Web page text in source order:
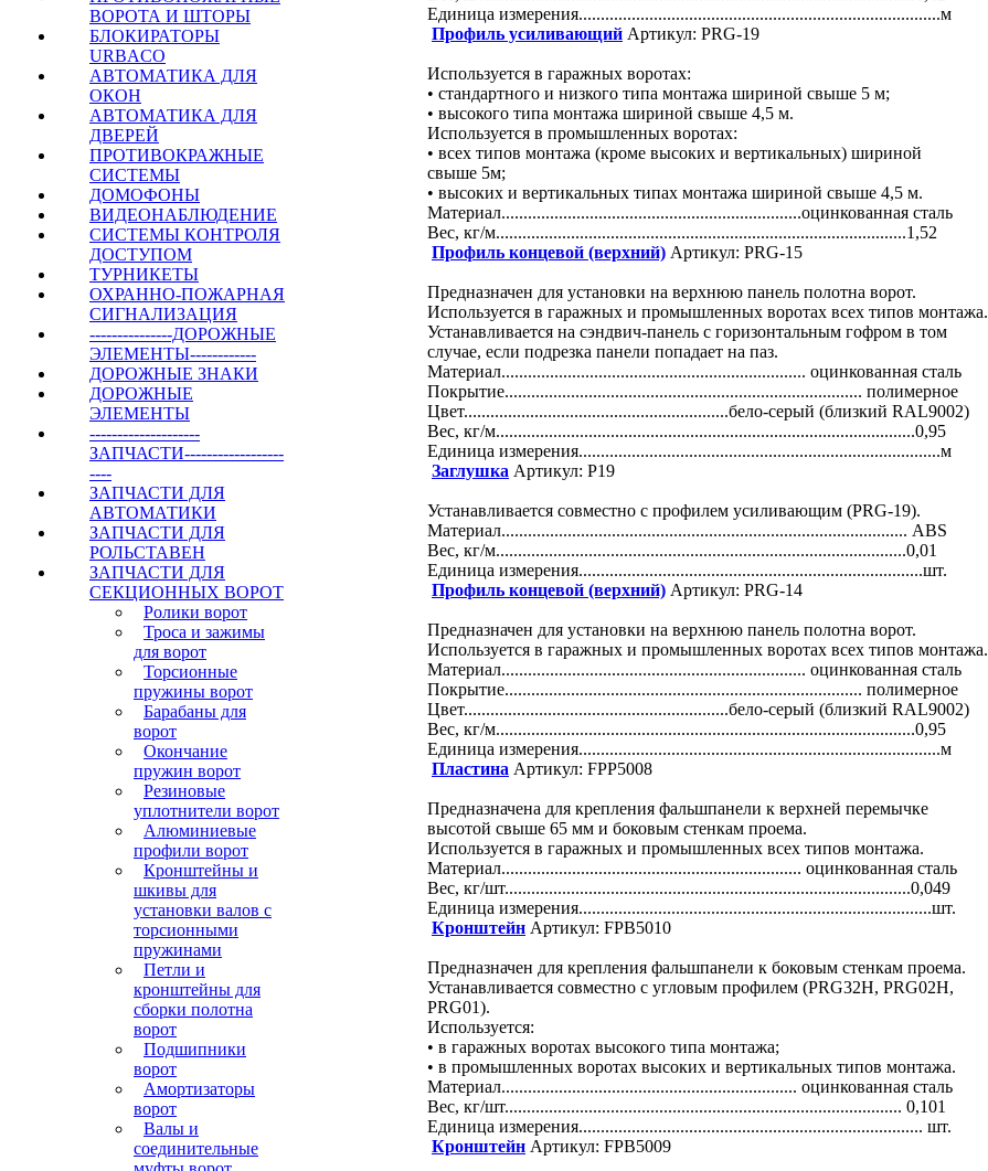
ВОРОТА И ШТОРЫ
БЛОКИРАТОРЫ
URBACO
АВТОМАТИКА ДЛЯ
ОКОН
АВТОМАТИКА ДЛЯ
ДВЕРЕЙ
ПРОТИВОКРАЖНЫЕ
СИСТЕМЫ
ДОМОФОНЫ
ВИДЕОНАБЛЮДЕНИЕ
СИСТЕМЫ КОНТРОЛЯ
ДОСТУПОМ
ТУРНИКЕТЫ
ОХРАННО-ПОЖАРНАЯ
СИГНАЛИЗАЦИЯ
---------------ДОРОЖНЫЕ
ЭЛЕМЕНТЫ------------
ДОРОЖНЫЕ ЗНАКИ
ДОРОЖНЫЕ
ЭЛЕМЕНТЫ
--------------------
ЗАПЧАСТИ------------------
----
ЗАПЧАСТИ ДЛЯ
АВТОМАТИКИ
ЗАПЧАСТИ ДЛЯ
РОЛЬСТАВЕН
ЗАПЧАСТИ ДЛЯ
СЕКЦИОННЫХ ВОРОТ
Ролики ворот
Троса и зажимы
для ворот
Торсионные
пружины ворот
Барабаны для
ворот
Окончание
пружин ворот
Резиновые
уплотнители ворот
Алюминиевые
профили ворот
Кронштейны и
шкивы для
установки валов с
торсионными
пружинами
Петли и
кронштейны для
сборки полотна
ворот
Подшипники
ворот
Амортизаторы
ворот
Валы и
соединительные
Единица измерения..................................................................................м
Профиль усиливающий Артикул: PRG-19
Используется в гаражных воротах:
• стандартного и низкого типа монтажа шириной свыше 5 м;
• высокого типа монтажа шириной свыше 4,5 м.
Используется в промышленных воротах:
• всех типов монтажа (кроме высоких и вертикальных) шириной
свыше 5м;
• высоких и вертикальных типах монтажа шириной свыше 4,5 м.
Материал....................................................................оцинкованная сталь
Вес, кг/м.............................................................................................1,52
Профиль концевой (верхний) Артикул: PRG-15
Предназначен для установки на верхнюю панель полотна ворот.
Используется в гаражных и промышленных воротах всех типов монтажа.
Устанавливается на сэндвич-панель с горизонтальным гофром в том
случае, если подрезка панели попадает на паз.
Материал..................................................................... оцинкованная сталь
Покрытие................................................................................. полимерное
Цвет............................................................бело-серый (близкий RAL9002)
Вес, кг/м...............................................................................................0,95
Единица измерения..................................................................................м
Заглушка Артикул: P19
Устанавливается совместно с профилем усиливающим (PRG-19).
Материал............................................................................................ ABS
Вес, кг/м.............................................................................................0,01
Единица измерения..............................................................................шт.
Профиль концевой (верхний) Артикул: PRG-14
Предназначен для установки на верхнюю панель полотна ворот.
Используется в гаражных и промышленных воротах всех типов монтажа.
Материал..................................................................... оцинкованная сталь
Покрытие................................................................................. полимерное
Цвет............................................................бело-серый (близкий RAL9002)
Вес, кг/м...............................................................................................0,95
Единица измерения..................................................................................м
Пластина Артикул: FPP5008
Предназначена для крепления фальшпанели к верхней перемычке
высотой свыше 65 мм и боковым стенкам проема.
Используется в гаражных и промышленных всех типов монтажа.
Материал.................................................................... оцинкованная сталь
Вес, кг/шт............................................................................................0,049
Единица измерения................................................................................шт.
Кронштейн Артикул: FPB5010
Предназначен для крепления фальшпанели к боковым стенкам проема.
Устанавливается совместно с угловым профилем (PRG32H, PRG02H,
PRG01).
Используется:
• в гаражных воротах высокого типа монтажа;
• в промышленных воротах высоких и вертикальных типов монтажа.
Материал................................................................... оцинкованная сталь
Вес, кг/шт.......................................................................................... 0,101
Единица измерения.............................................................................. шт.
Кронштейн Артикул: FPB5009